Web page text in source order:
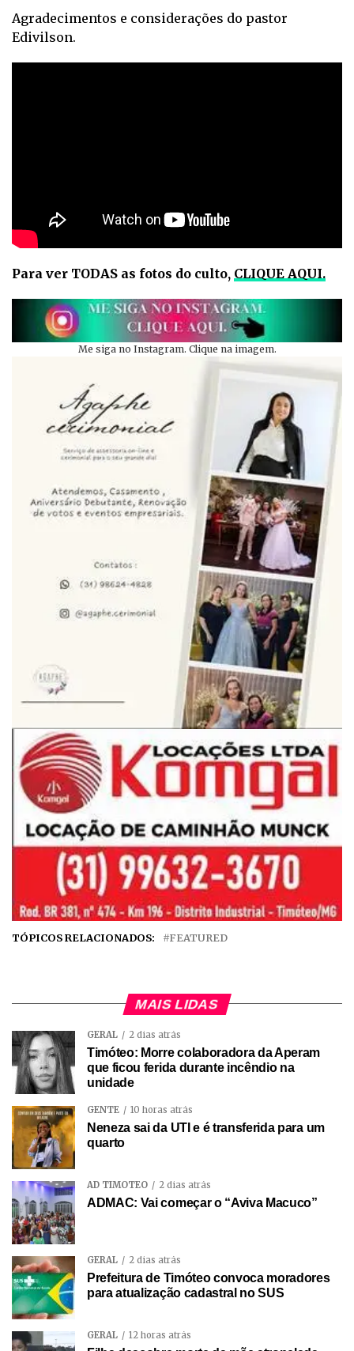
Agradecimentos e considerações do pastor
Edivilson.
Para ver TODAS as fotos do culto, CLIQUE AQUI.
Me siga no Instagram. Clique na imagem.
TÓPICOS RELACIONADOS: FEATURED
MAIS LIDAS
GERAL 2 dias atrás
Timóteo: Morre colaboradora da Aperam
que ficou ferida durante incêndio na
unidade
GENTE 10 horas atrás
Neneza sai da UTI e é transferida para um
quarto
AD TIMÓTEO 2 dias atrás
ADMAC: Vai começar o “Aviva Macuco”
GERAL 2 dias atrás
Prefeitura de Timóteo convoca moradores
para atualização cadastral no SUS
GERAL 12 horas atrás